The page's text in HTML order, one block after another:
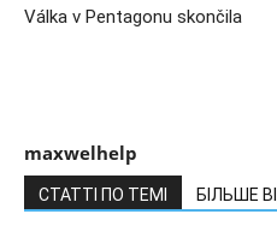
Válka v Pentagonu skončila
maxwelhelp
СТАТТІ ПО ТЕМІ БІЛЬШЕ